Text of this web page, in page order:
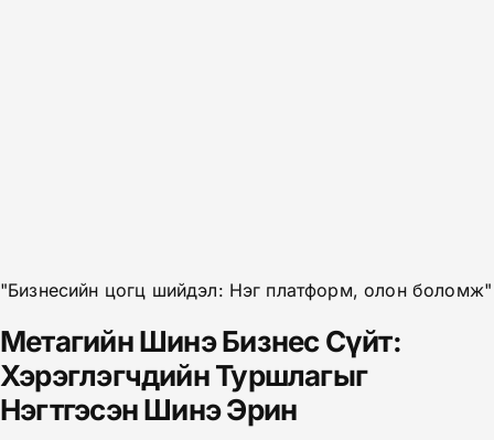
"Бизнесийн цогц шийдэл: Нэг платформ, олон боломж"
Метагийн Шинэ Бизнес Сүйт:
Хэрэглэгчдийн Туршлагыг
Нэгтгэсэн Шинэ Эрин